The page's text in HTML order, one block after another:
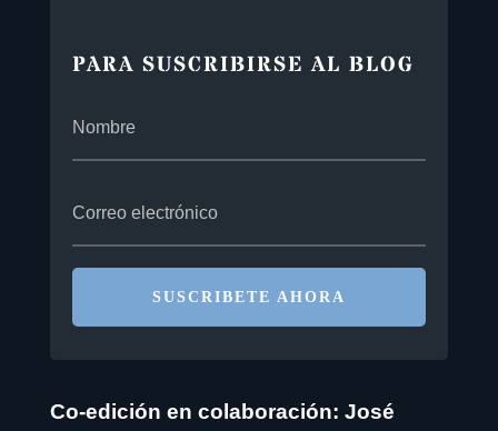
PARA SUSCRIBIRSE AL BLOG
SUSCRIBETE AHORA
Co-edición en colaboración: José